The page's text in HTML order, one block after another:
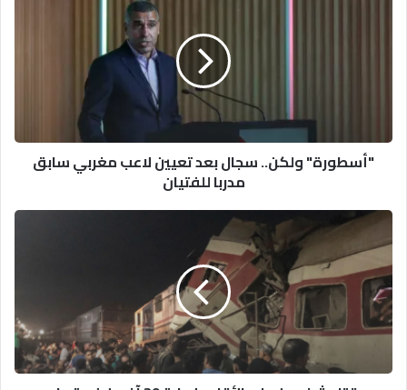
مدربا
للفتيان"أسطورة" ولكن.. سجال بعد تعيين لاعب مغربي سابق
مدربا للفتيان
مقتل
الأقل
وإصابة
29
آخرين
تصادم